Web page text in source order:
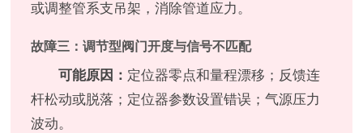
或调整管系支吊架，消除管道应力。
故障三：调节型阀门开度与信号不匹配
可能原因： 定位器零点和量程漂移；反馈连
杆松动或脱落；定位器参数设置错误；气源压力
波动。